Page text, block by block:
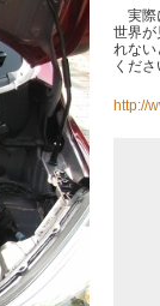
実際
世界
れない
くだ
http://